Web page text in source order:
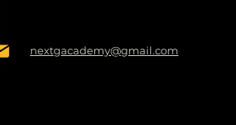
nextgacademy@gmail.com